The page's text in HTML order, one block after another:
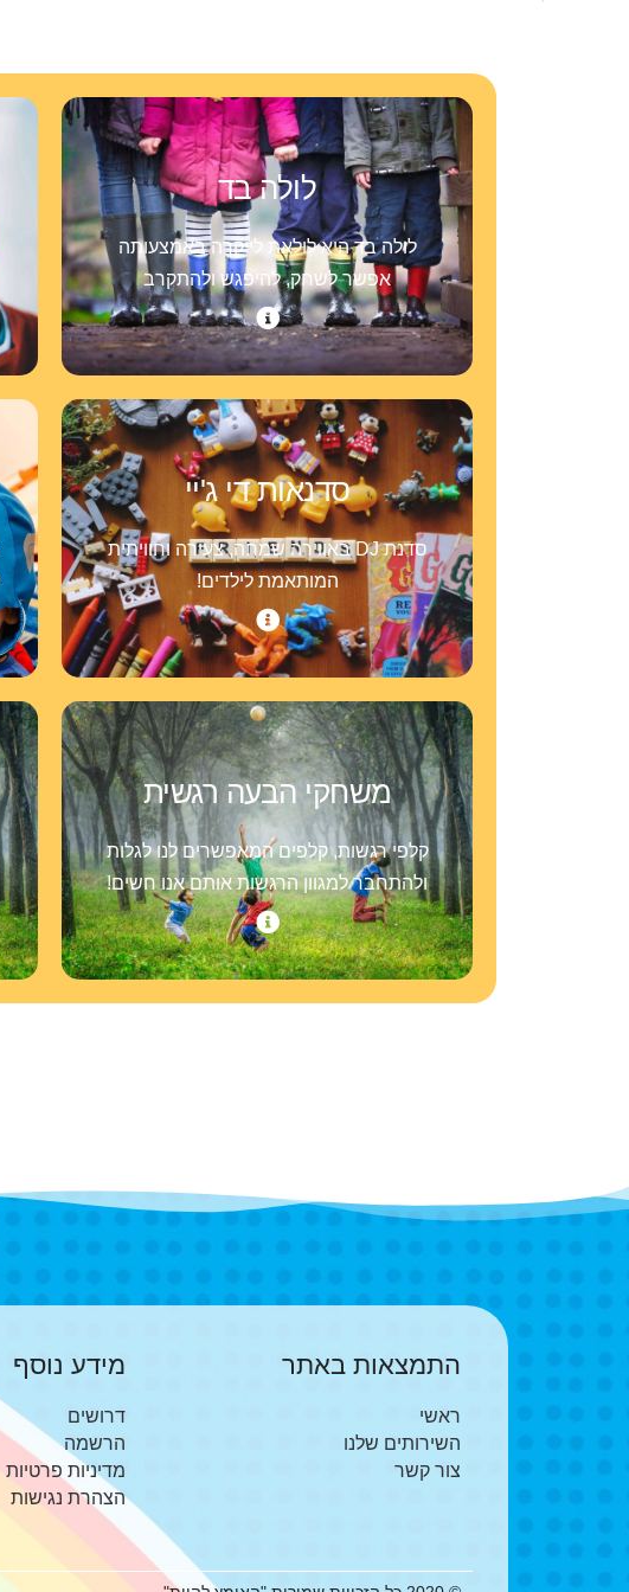
לולה בד
לולה בד היא לולאת לייקרה באמצעותה
אפשר לשחק, להיפגש ולהתקרב
סדנאות די ג'יי
סדנת DJ באווירה שמחה, צעירה וחוויתית
המותאמת לילדים!
משחקי הבעה רגשית
קלפי רגשות, קלפים המאפשרים לנו לגלות
ולהתחבר למגוון הרגשות אותם אנו חשים!
התמצאות באתר
ראשי
השירותים שלנו
צור קשר
מידע נוסף
דרושים
הרשמה
מדיניות פרטיות
הצהרת נגישות